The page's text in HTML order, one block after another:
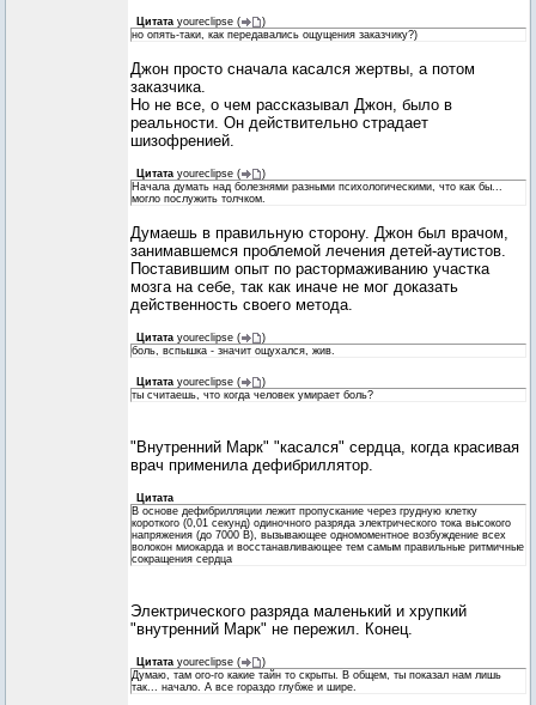
Цитата youreclipse (
)
но опять-таки, как передавались ощущения заказчику?)
Джон просто сначала касался жертвы, а потом
заказчика.
Но не все, о чем рассказывал Джон, было в
реальности. Он действительно страдает
шизофренией.
Цитата youreclipse (
)
Начала думать над болезнями разными психологическими, что как бы...
могло послужить толчком.
Думаешь в правильную сторону. Джон был врачом,
занимавшемся проблемой лечения детей-аутистов.
Поставившим опыт по растормаживанию участка
мозга на себе, так как иначе не мог доказать
действенность своего метода.
Цитата youreclipse (
)
боль, вспышка - значит ощухался, жив.
Цитата youreclipse (
)
ты считаешь, что когда человек умирает боль?
"Внутренний Марк" "касался" сердца, когда красивая
врач применила дефибриллятор.
Цитата
В основе дефибрилляции лежит пропускание через грудную клетку
короткого (0,01 секунд) одиночного разряда электрического тока высокого
напряжения (до 7000 В), вызывающее одномоментное возбуждение всех
волокон миокарда и восстанавливающее тем самым правильные ритмичные
сокращения сердца
Электрического разряда маленький и хрупкий
"внутренний Марк" не пережил. Конец.
Цитата youreclipse (
)
Думаю, там ого-го какие тайн то скрыты. В общем, ты показал нам лишь
так... начало. А все гораздо глубже и шире.